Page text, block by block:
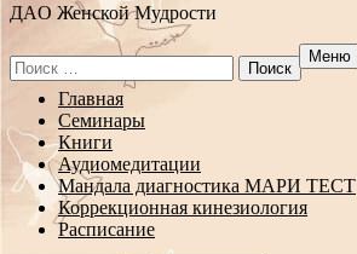
ДAO Женской Мудрости
Search
for:
Меню
Перейти
содержанию
Главная
Семинары
Книги
Аудиомедитации
Мандала диагностика МАРИ ТЕСТ
Коррекционная кинезиология
Расписание